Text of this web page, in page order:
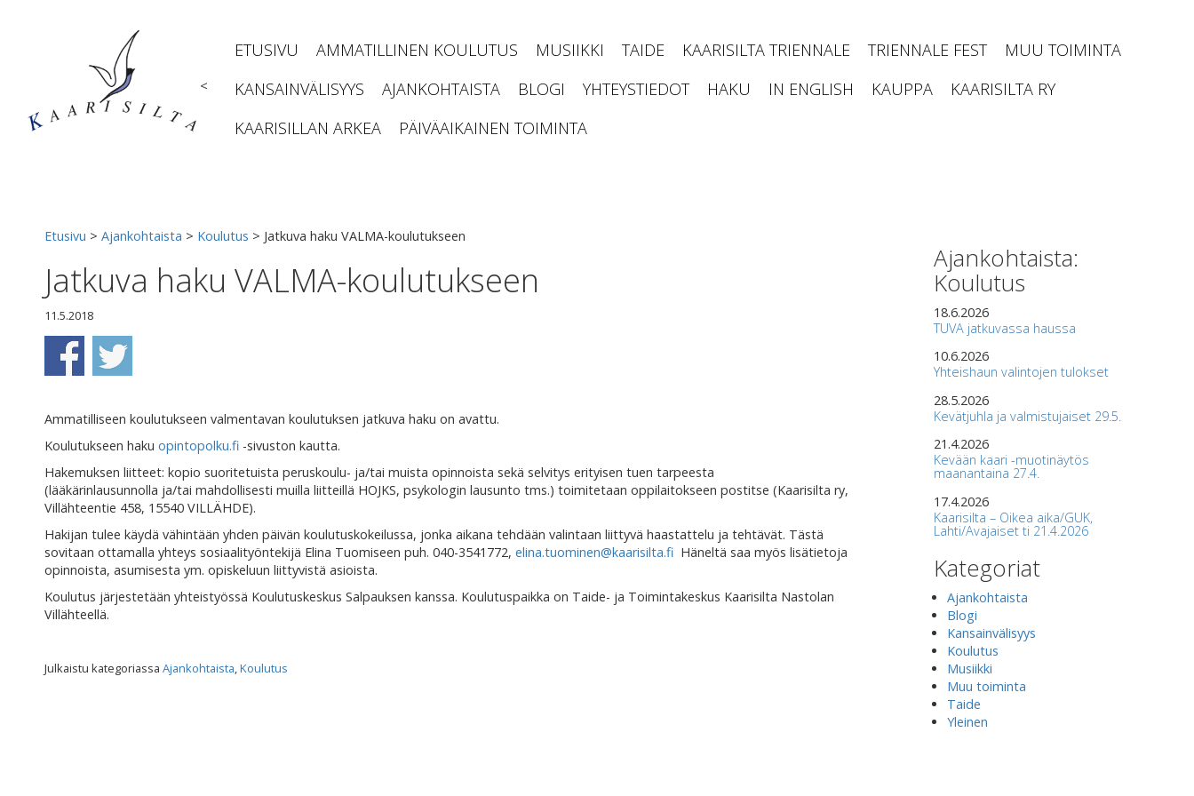
<
ETUSIVU AMMATILLINEN KOULUTUS MUSIIKKI TAIDE KAARISILTA TRIENNALE TRIENNALE FEST
MUU TOIMINTA
KANSAINVÄLISYYS
AJANKOHTAISTA BLOGI YHTEYSTIEDOT HAKU IN ENGLISH KAUPPA
KAARISILTA RY
KAARISILLAN ARKEA
PÄIVÄAIKAINEN TOIMINTA
Etusivu > Ajankohtaista > Koulutus > Jatkuva haku VALMA-koulutukseen
Jatkuva haku VALMA-koulutukseen
11.5.2018
Ammatilliseen koulutukseen valmentavan koulutuksen jatkuva haku on avattu.
Koulutukseen haku opintopolku.fi -sivuston kautta.
Hakemuksen liitteet: kopio suoritetuista peruskoulu- ja/tai muista opinnoista sekä selvitys erityisen tuen tarpeesta
(lääkärinlausunnolla ja/tai mahdollisesti muilla liitteillä HOJKS, psykologin lausunto tms.) toimitetaan oppilaitokseen postitse (Kaarisilta ry,
Villähteentie 458, 15540 VILLÄHDE).
Hakijan tulee käydä vähintään yhden päivän koulutuskokeilussa, jonka aikana tehdään valintaan liittyvä haastattelu ja tehtävät. Tästä
sovitaan ottamalla yhteys sosiaalityöntekijä Elina Tuomiseen puh. 040-3541772, elina.tuominen@kaarisilta.fi Häneltä saa myös lisätietoja
opinnoista, asumisesta ym. opiskeluun liittyvistä asioista.
Koulutus järjestetään yhteistyössä Koulutuskeskus Salpauksen kanssa. Koulutuspaikka on Taide- ja Toimintakeskus Kaarisilta Nastolan
Villähteellä.
Julkaistu kategoriassa Ajankohtaista,Koulutus
Ajankohtaista:
Koulutus
18.6.2026
TUVA jatkuvassa haussa
10.6.2026
Yhteishaun valintojen tulokset
28.5.2026
Kevätjuhla ja valmistujaiset 29.5.
21.4.2026
Kevään kaari -muotinäytös
maanantaina 27.4.
17.4.2026
Kaarisilta – Oikea aika/GUK,
Lahti/Avajaiset ti 21.4.2026
Kategoriat
Ajankohtaista
Blogi
Kansainvälisyys
Koulutus
Musiikki
Muu toiminta
Taide
Yleinen